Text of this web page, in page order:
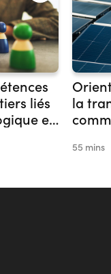
liés
et
la
55 mins